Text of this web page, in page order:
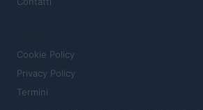
Cookie Policy
Privacy Policy
Termini